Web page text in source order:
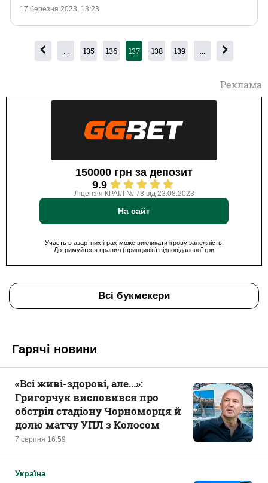
17 березня 2023, 13:23
... 135 136 137 138 139 ...
Реклама
150000 грн за депозит
9.9
Ліцензія КРАІЛ № 78 від 23.08.2023
На сайт
Участь в азартних іграх може викликати ігрову залежність.
Дотримуйтеся правил (принципів) відповідальної гри
Всі букмекери
Гарячі новини
7 серпня 16:59
«Всі живі-здорові, але...»:
Григорчук висловився про
обстріл стадіону Чорноморця й
долю матчу УПЛ з Колосом
Україна